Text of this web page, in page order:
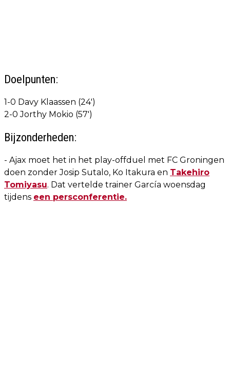
Doelpunten:
1-0 Davy Klaassen (24')
2-0 Jorthy Mokio (57')
Bijzonderheden:
- Ajax moet het in het play-offduel met FC Groningen
doen zonder Josip Sutalo, Ko Itakura en Takehiro
Tomiyasu. Dat vertelde trainer García woensdag
tijdens een persconferentie.